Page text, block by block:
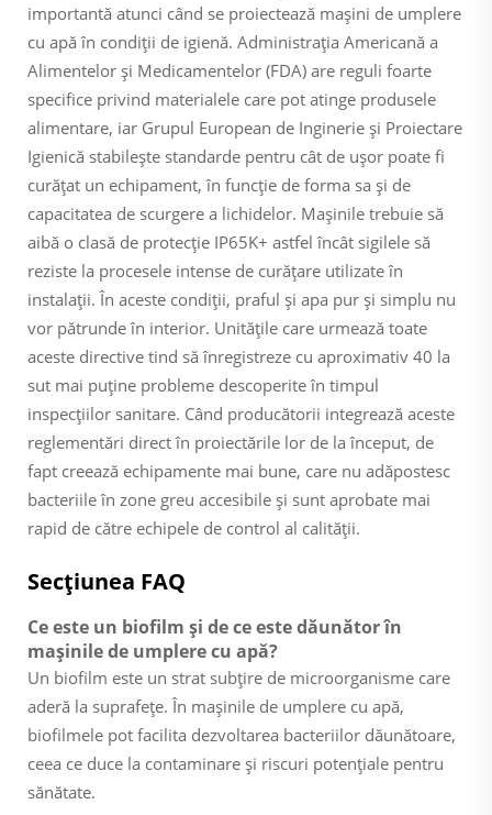
importantă atunci când se proiectează mașini de umplere
cu apă în condiții de igienă. Administrația Americană a
Alimentelor și Medicamentelor (FDA) are reguli foarte
specifice privind materialele care pot atinge produsele
alimentare, iar Grupul European de Inginerie și Proiectare
Igienică stabilește standarde pentru cât de ușor poate fi
curățat un echipament, în funcție de forma sa și de
capacitatea de scurgere a lichidelor. Mașinile trebuie să
aibă o clasă de protecție IP65K+ astfel încât sigilele să
reziste la procesele intense de curățare utilizate în
instalații. În aceste condiții, praful și apa pur și simplu nu
vor pătrunde în interior. Unitățile care urmează toate
aceste directive tind să înregistreze cu aproximativ 40 la
sut mai puține probleme descoperite în timpul
inspecțiilor sanitare. Când producătorii integrează aceste
reglementări direct în proiectările lor de la început, de
fapt creează echipamente mai bune, care nu adăpostesc
bacteriile în zone greu accesibile și sunt aprobate mai
rapid de către echipele de control al calității.
Secțiunea FAQ
Ce este un biofilm și de ce este dăunător în
mașinile de umplere cu apă?
Un biofilm este un strat subțire de microorganisme care
aderă la suprafețe. În mașinile de umplere cu apă,
biofilmele pot facilita dezvoltarea bacteriilor dăunătoare,
ceea ce duce la contaminare și riscuri potențiale pentru
sănătate.